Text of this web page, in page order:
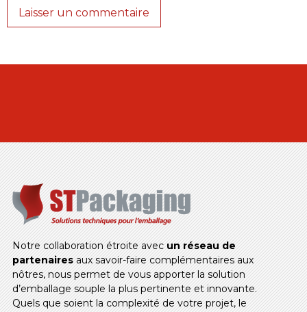
Notre collaboration étroite avecun réseau de
partenairesaux savoir-faire complémentaires aux
nôtres, nous permet de vous apporter la solution
d’emballage souple la plus pertinente et innovante.
Quels que soient la complexité de votre projet, le